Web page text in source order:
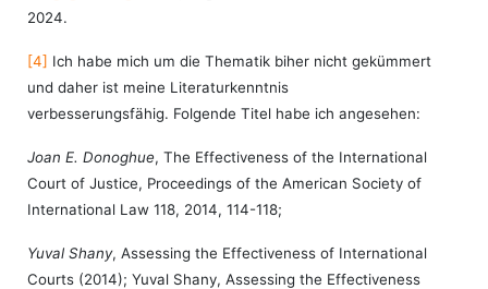
2024.
[4] Ich habe mich um die Thematik biher nicht gekümmert
und daher ist meine Literaturkenntnis
verbesserungsfähig. Folgende Titel habe ich angesehen:
Joan E. Donoghue, The Effectiveness of the International
Court of Justice, Proceedings of the American Society of
International Law 118, 2014, 114-118;
Yuval Shany, Assessing the Effectiveness of International
Courts (2014); Yuval Shany, Assessing the Effectiveness